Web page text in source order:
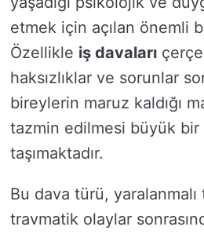
etmek için açılan önemli
Özellikle iş davaları
haksızlıklar ve sorunlar
bireylerin maruz kaldığı
tazmin edilmesi büyük bir
taşımaktadır.
Bu dava türü, yaralanmalı
travmatik olaylar